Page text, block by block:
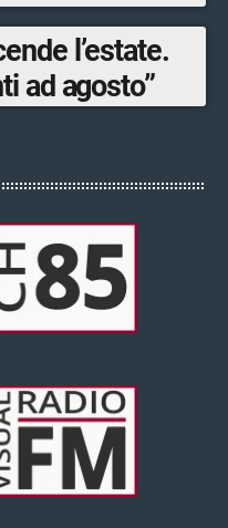
l’estate.
ad agosto”